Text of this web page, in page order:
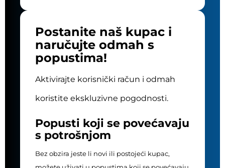
Postanite naš kupac i
naručujte odmah s
popustima!
Aktivirajte korisnički račun i odmah
koristite ekskluzivne pogodnosti.
Popusti koji se povećavaju
s potrošnjom
Bez obzira jeste li novi ili postojeći kupac,